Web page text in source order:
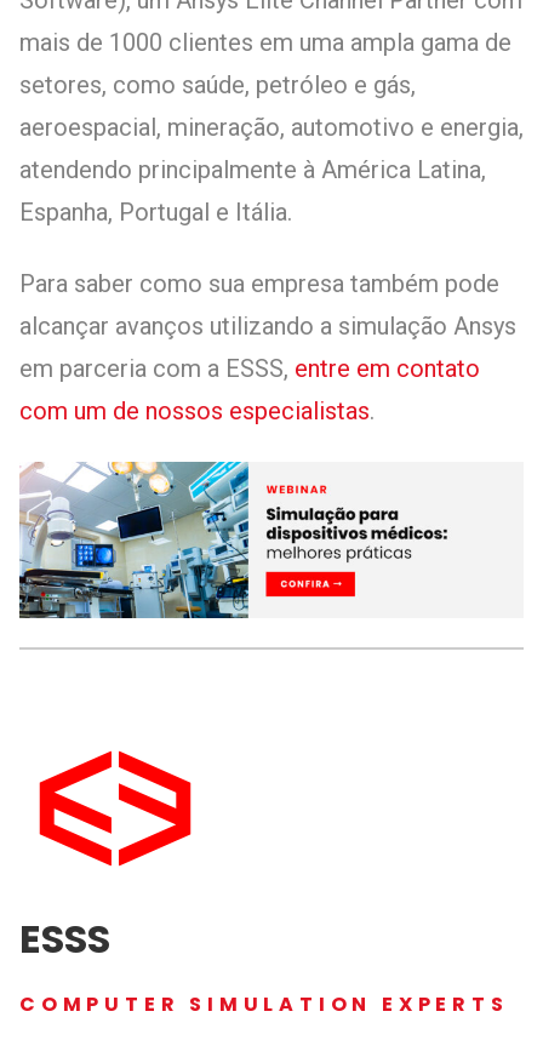
mais de 1000 clientes em uma ampla gama de
setores, como saúde, petróleo e gás,
aeroespacial, mineração, automotivo e energia,
atendendo principalmente à América Latina,
Espanha, Portugal e Itália.
Para saber como sua empresa também pode
alcançar avanços utilizando a simulação Ansys
em parceria com a ESSS, entre em contato
com um de nossos especialistas.
ESSS
COMPUTER SIMULATION EXPERTS